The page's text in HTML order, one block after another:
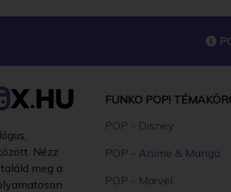
Nézz
meg a
FUNKO POP!
POP - Disney
POP - Anime & Manga
POP - Marvel